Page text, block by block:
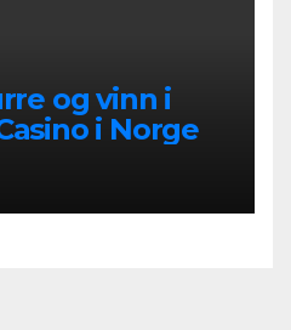
og vinn i
i Norge